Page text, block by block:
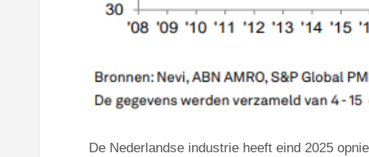
De Nederlandse industrie heeft eind 2025